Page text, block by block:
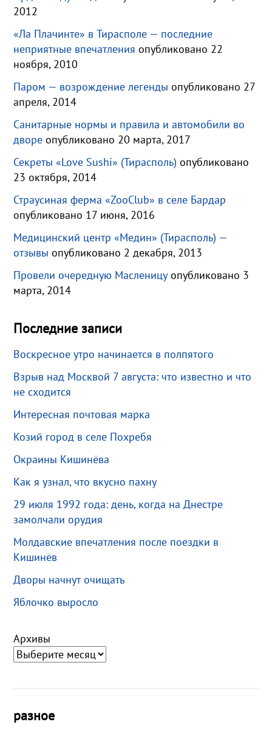
2012
«Ла Плачинте» в Тирасполе — последние
неприятные впечатления опубликовано 22
ноября, 2010
Паром — возрождение легенды опубликовано 27
апреля, 2014
Санитарные нормы и правила и автомобили во
дворе опубликовано 20 марта, 2017
Секреты «Love Sushi» (Тирасполь) опубликовано
23 октября, 2014
Страусиная ферма «ZooClub» в селе Бардар
опубликовано 17 июня, 2016
Медицинский центр «Медин» (Тирасполь) —
отзывы опубликовано 2 декабря, 2013
Провели очередную Масленицу опубликовано 3
марта, 2014
Последние записи
Воскресное утро начинается в полпятого
Взрыв над Москвой 7 августа: что известно и что
не сходится
Интересная почтовая марка
Козий город в селе Похребя
Окраины Кишинёва
Как я узнал, что вкусно пахну
29 июля 1992 года: день, когда на Днестре
замолчали орудия
Молдавские впечатления после поездки в
Кишинёв
Дворы начнут очищать
Яблочко выросло
Архивы
разное